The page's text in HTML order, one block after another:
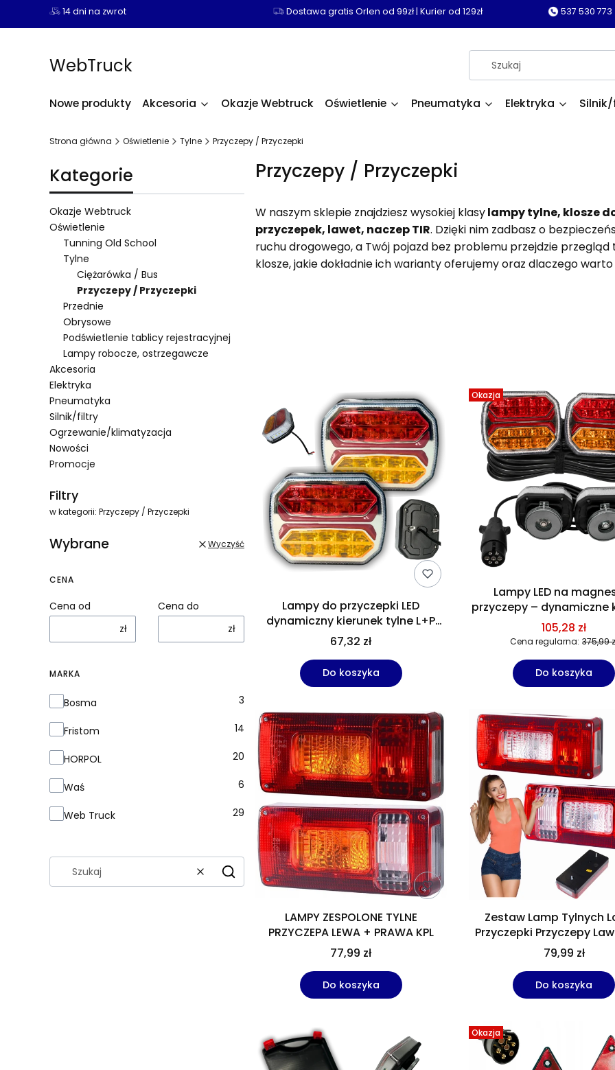
14 dni na zwrot Dostawa gratis Orlen od 99zł | Kurier od 129zł 537 530 773
WebTruck
Nowe produkty Akcesoria Okazje Webtruck Oświetlenie Pneumatyka Elektryka
Strona główna Oświetlenie Tylne Przyczepy / Przyczepki
Kategorie
Okazje Webtruck
Oświetlenie
Tunning Old School
Tylne
Ciężarówka / Bus
Przyczepy / Przyczepki
Przednie
Obrysowe
Podświetlenie tablicy rejestracyjnej
Lampy robocze, ostrzegawcze
Akcesoria
Elektryka
Pneumatyka
Silnik/filtry
Ogrzewanie/klimatyzacja
Nowości
Promocje
Filtry
w kategorii: Przyczepy / Przyczepki
Wybrane Wyczyść
CENA
Cena od
zł
Cena do
zł
MARKA
Marka
Bosma 3
Fristom 14
HORPOL 20
Waś 6
Web Truck 29
WyczyśćSzukaj
Przyczepy / Przyczepki
W naszym sklepie znajdziesz wysokiej klasylampy tylne, klosze
przyczepek, lawet, naczep TIR. Dzięki nim zadbasz o
ruchu drogowego, a Twój pojazd bez problemu przejdzie
klosze, jakie dokładnie ich warianty oferujemy oraz dlaczego
Lampy do przyczepki LED
dynamiczny kierunek tylne L+P
przyczepy 12V
67,32 zł
Do koszyka
Okazja
Lampy LED na
przyczepy – dynamiczne
zestaw z wiązką 7,5
105,28 zł
Cena regularna: 375,99
Do koszyka
LAMPY ZESPOLONE TYLNE
PRZYCZEPA LEWA + PRAWA KPL
77,99 zł
Do koszyka
Zestaw Lamp Tylnych
Przyczepki Przyczepy
24V lewa prawa
79,99 zł
Do koszyka
Okazja